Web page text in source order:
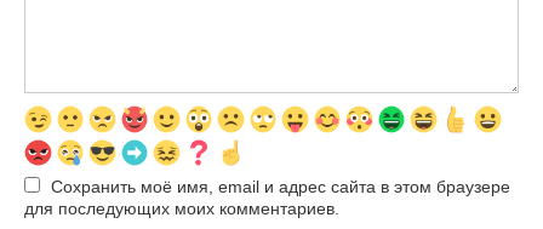
Сохранить моё имя, email и адрес сайта в этом браузере
для последующих моих комментариев.